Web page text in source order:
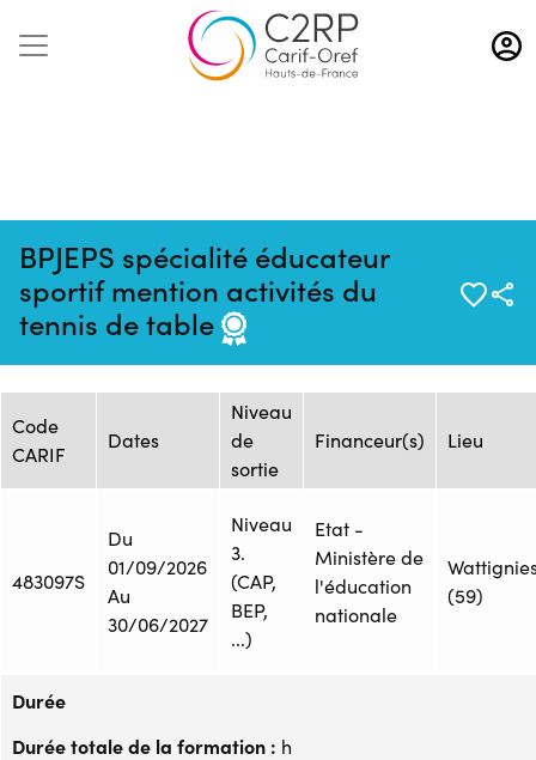
Aller
au
contenu
BPJEPS spécialité éducateur
sportif mention activités du
tennis de table
Mise à jour :
08/08/2026
Formation :
ONISEP_25245043F
ONISEP
Session de formation
Code
CARIF
Dates
Niveau
de
sortie
Financeur(s) Lieu
483097S
Du
01/09/2026
Au
30/06/2027
Niveau
3.
(CAP,
BEP,
...)
Etat -
Ministère de
l'éducation
nationale
(59)
Durée
Durée totale de la formation : h